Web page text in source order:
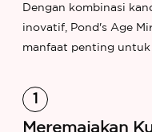
Dengan kombinasi
inovatif, Pond's Age
manfaat penting
Meremajakan